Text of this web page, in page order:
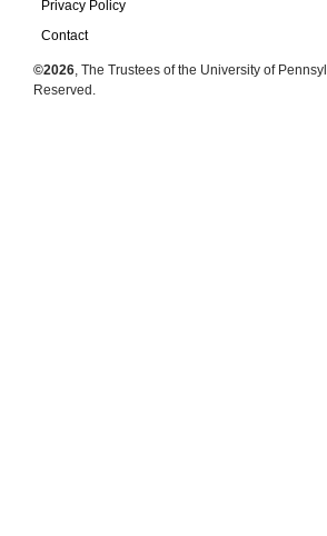
Privacy Policy
Contact
©2026, The Trustees of the University of
Reserved.